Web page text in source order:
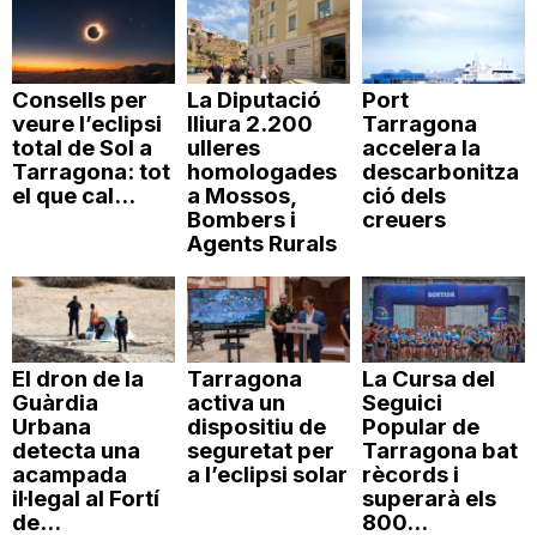
Consells per
veure l’eclipsi
total de Sol a
Tarragona: tot
el que cal...
La Diputació
lliura 2.200
ulleres
homologades
a Mossos,
Bombers i
Agents Rurals
Port
Tarragona
accelera la
descarbonitza
ció dels
creuers
El dron de la
Guàrdia
Urbana
detecta una
acampada
il·legal al Fortí
de...
Tarragona
activa un
dispositiu de
seguretat per
a l’eclipsi solar
La Cursa del
Seguici
Popular de
Tarragona bat
rècords i
superarà els
800...